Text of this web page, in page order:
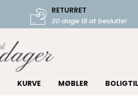
RETURRET
30 dage til at beslutte!
KURVE MØBLER